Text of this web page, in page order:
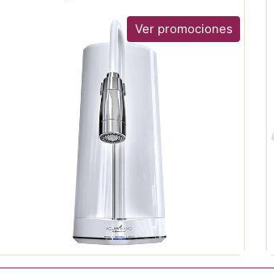
Ver promociones